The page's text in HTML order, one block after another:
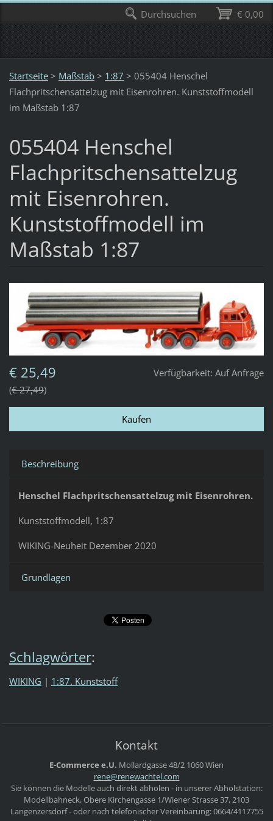
Startseite > Maßstab > 1:87 > 055404 Henschel
Flachpritschensattelzug mit Eisenrohren. Kunststoffmodell
im Maßstab 1:87
055404 Henschel
Flachpritschensattelzug
mit Eisenrohren.
Kunststoffmodell im
Maßstab 1:87
Verfügbarkeit: Auf Anfrage
€ 25,49
€ 27,49
Beschreibung
Henschel Flachpritschensattelzug mit Eisenrohren.
Kunststoffmodell, 1:87
WIKING-Neuheit Dezember 2020
Grundlagen
Schlagwörter:
WIKING | 1:87. Kunststoff
Kontakt
E-Commerce e.U. Mollardgasse 48/2 1060 Wien
rene@renewachtel.com
Sie können die Modelle auch direkt abholen - in unserer Abholstation:
Modellbahneck, Obere Kirchengasse 1/Wiener Strasse 37, 2103
Langenzersdorf - oder nach telefonischer Vereinbarung: 0664/4117755
€ 0,00
Durchsuchen